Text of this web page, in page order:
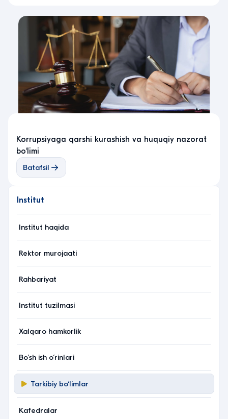
Korrupsiyaga qarshi kurashish va huquqiy nazorat
bo‘limi
Batafsil
Institut
Institut haqida
Rektor murojaati
Rahbariyat
Institut tuzilmasi
Xalqaro hamkorlik
Bo‘sh ish o‘rinlari
Tarkibiy bo‘limlar
Kafedralar